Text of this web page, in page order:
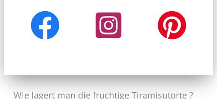
Wie lagert man die fruchtige Tiramisutorte ?